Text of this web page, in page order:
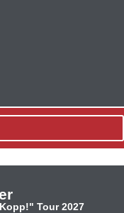
Tour 2027